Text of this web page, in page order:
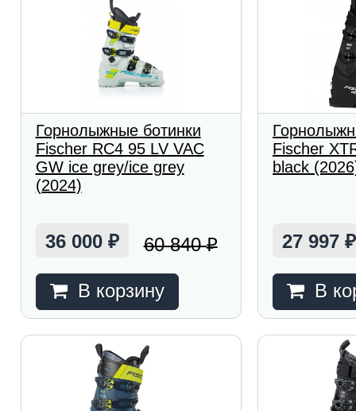
Горнолыжные ботинки
Fischer RC4 95 LV VAC
GW ice grey/ice grey
(2024)
36 000 ₽ 60 840₽
В корзину
Fischer
black
27 997₽
В